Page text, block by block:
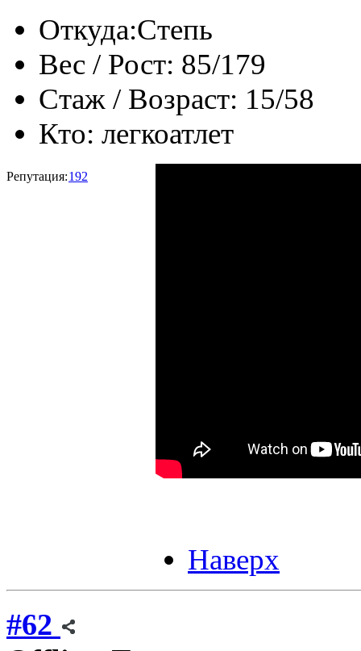
Откуда:Степь
Вес / Рост: 85/179
Стаж / Возраст: 15/58
Кто: легкоатлет
Репутация:192
Наверх
#62